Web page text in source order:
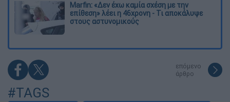
Marfin: «Δεν έχω καμία σχέση με την
επίθεση» λέει η 46χρονη - Τι αποκάλυψε
στους αστυνομικούς
επόμενο
άρθρο
#TAGS